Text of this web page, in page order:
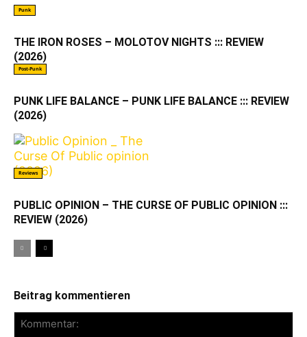
Punk
THE IRON ROSES – MOLOTOV NIGHTS ::: REVIEW
(2026)
Post-Punk
PUNK LIFE BALANCE – PUNK LIFE BALANCE ::: REVIEW
(2026)
Reviews
PUBLIC OPINION – THE CURSE OF PUBLIC OPINION :::
REVIEW (2026)
Beitrag kommentieren